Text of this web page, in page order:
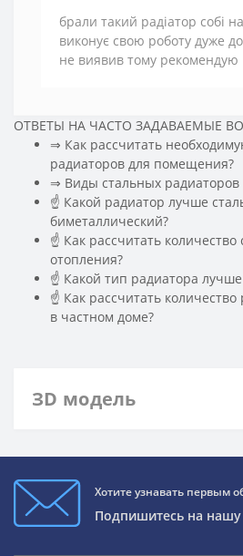
брали такий радіатор собі
виконує свою роботу дуже
не виявив тому рекомендую
ОТВЕТЫ НА ЧАСТО ЗАДАВАЕМЫЕ
⇒ Как рассчитать
радиаторов для помещения?
️⇒ Виды стальных радиаторов
☝ Какой радиатор лучше
биметаллический?
☝ Как рассчитать
отопления?
☝ Какой тип радиатора
☝ Как рассчитать
в частном доме?
ЗD модель
Хотите узнавать первым
Подпишитесь на нашу